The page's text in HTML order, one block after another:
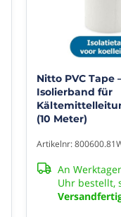
Nitto PVC Tape
Isolierband für
(10 Meter)
Artikelnr:
An
Uhr bestellt,